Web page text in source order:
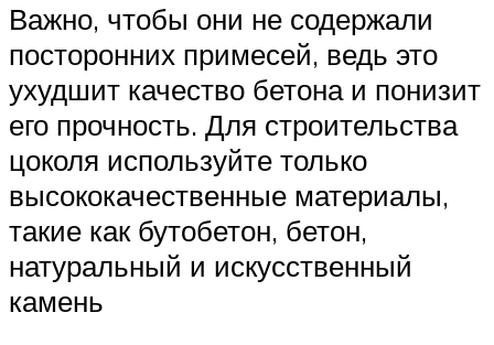
Важно, чтобы они не содержали
посторонних примесей, ведь это
ухудшит качество бетона и понизит
его прочность. Для строительства
цоколя используйте только
высококачественные материалы,
такие как бутобетон, бетон,
натуральный и искусственный
камень